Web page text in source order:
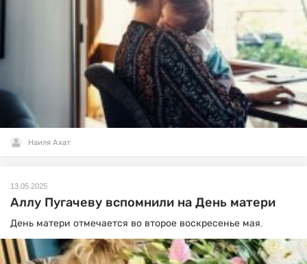
Наиля Ахат
13.05.2025
Аллу Пугачеву вспомнили на День матери
День матери отмечается во второе воскресенье мая.